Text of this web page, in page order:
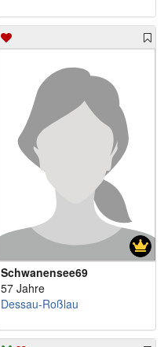
Schwanensee69
57 Jahre
Dessau-Roßlau